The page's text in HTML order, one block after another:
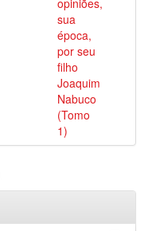
opiniões,
sua
época,
por seu
filho
Joaquim
Nabuco
(Tomo
1)